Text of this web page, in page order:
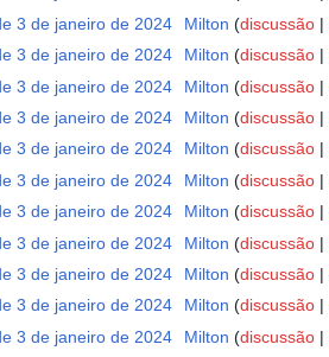
3 de janeiro de 2024 Milton discussão
3 de janeiro de 2024 Milton discussão
3 de janeiro de 2024 Milton discussão
3 de janeiro de 2024 Milton discussão
3 de janeiro de 2024 Milton discussão
3 de janeiro de 2024 Milton discussão
3 de janeiro de 2024 Milton discussão
3 de janeiro de 2024 Milton discussão
3 de janeiro de 2024 Milton discussão
3 de janeiro de 2024 Milton discussão
3 de janeiro de 2024 Milton discussão